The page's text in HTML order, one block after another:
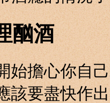
酗酒
心你自己
該要盡快作